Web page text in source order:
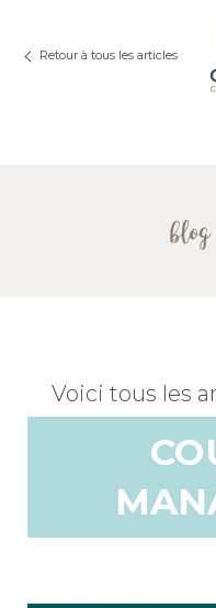
Retour à tous les articles
Voici tous les